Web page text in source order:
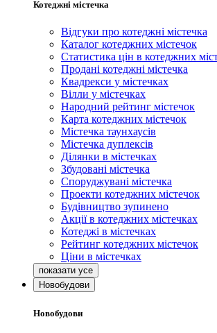
Котеджні містечка
Відгуки про котеджні містечка
Каталог котеджних містечок
Статистика цін в котеджних
Продані котеджні містечка
Квадрекси у містечках
Вілли у містечках
Народний рейтинг містечок
Карта котеджних містечок
Містечка таунхаусів
Містечка дуплексів
Ділянки в містечках
Збудовані містечка
Споруджувані містечка
Проекти котеджних містечок
Будівництво зупинено
Акції в котеджних містечках
Котеджі в містечках
Рейтинг котеджних містечок
Ціни в містечках
Новобудови
Новобудови